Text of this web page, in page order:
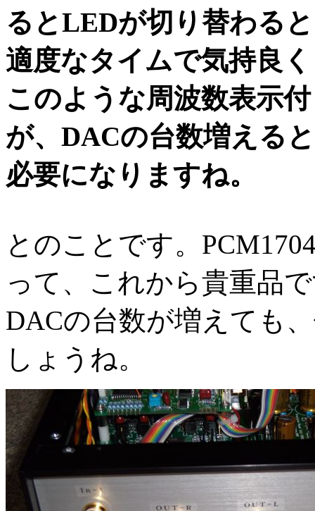
るとLEDが切り替わる
適度なタイムで気持良
このような周波数表示
が、DACの台数増える
必要になりますね。
とのことです。
って、これから貴重品
DACの台数が増えても
しょうね。